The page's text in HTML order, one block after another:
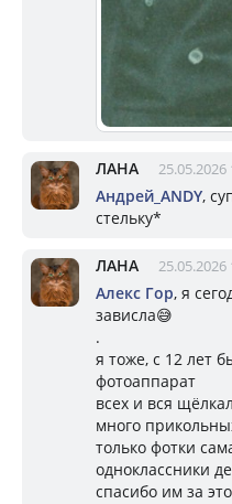
ЛАНА 25.05.2026
Андрей_ANDY,
стельку*
ЛАНА 25.05.2026
Алекс Гор, я
зависла😅
.
я тоже, с 12 лет
фотоаппарат
всех и вся
много
только фотки
одноклассники
спасибо им за